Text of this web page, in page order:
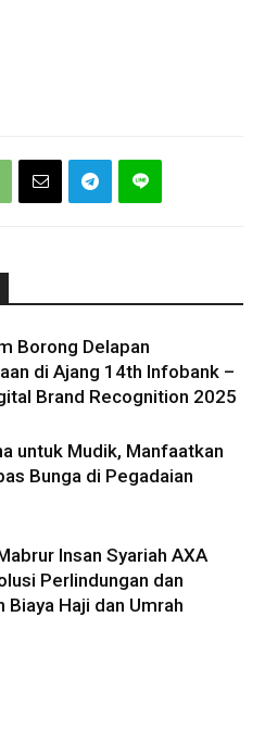
Borong Delapan
di Ajang 14th Infobank –
Brand Recognition 2025
untuk Mudik, Manfaatkan
Bunga di Pegadaian
Insan Syariah AXA
Perlindungan dan
Biaya Haji dan Umrah